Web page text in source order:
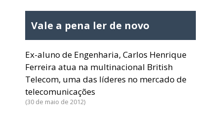
Vale a pena ler de novo
Ex-aluno de Engenharia, Carlos Henrique
Ferreira atua na multinacional British
Telecom, uma das líderes no mercado de
telecomunicações
30 de maio de 2012